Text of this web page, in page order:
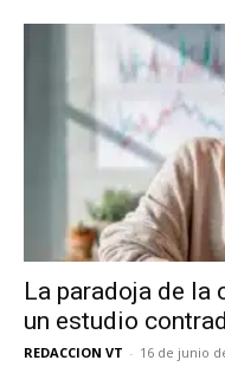
La paradoja de la
un estudio
REDACCION VT - 16 de junio